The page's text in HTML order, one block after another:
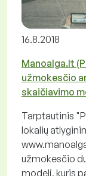
16.8.2018
Manoalga.lt
užmokesčio
skaičiavimo
Tarptautinis
lokalių
užmokesčio
modelį, kuris